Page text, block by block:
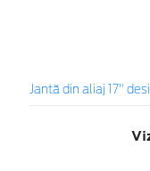
Jantă din aliaj 17"